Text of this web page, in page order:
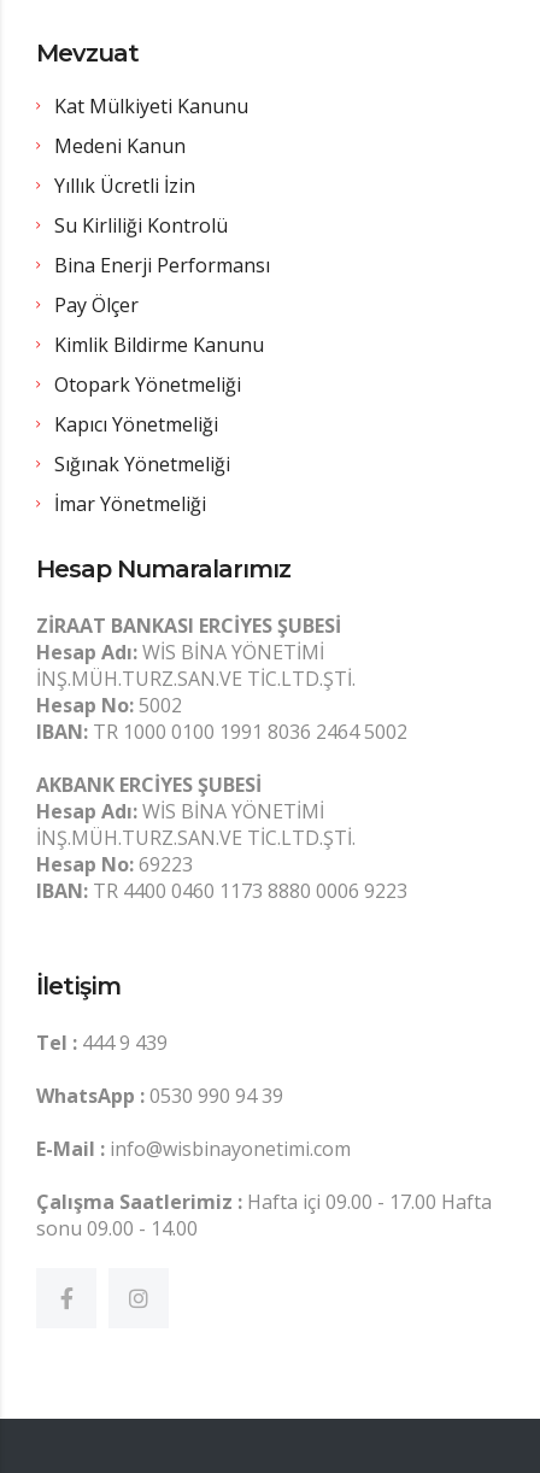
Mevzuat
Kat Mülkiyeti Kanunu
Medeni Kanun
Yıllık Ücretli İzin
Su Kirliliği Kontrolü
Bina Enerji Performansı
Pay Ölçer
Kimlik Bildirme Kanunu
Otopark Yönetmeliği
Kapıcı Yönetmeliği
Sığınak Yönetmeliği
İmar Yönetmeliği
Hesap Numaralarımız
ZİRAAT BANKASI ERCİYES ŞUBESİ
Hesap Adı:WİS BİNA YÖNETİMİ
İNŞ.MÜH.TURZ.SAN.VE TİC.LTD.ŞTİ.
Hesap No:5002
IBAN: TR 1000 0100 1991 8036 2464 5002
AKBANK ERCİYES ŞUBESİ
Hesap Adı:WİS BİNA YÖNETİMİ
İNŞ.MÜH.TURZ.SAN.VE TİC.LTD.ŞTİ.
Hesap No:69223
IBAN: TR 4400 0460 1173 8880 0006 9223
İletişim
Tel : 444 9 439
WhatsApp :0530 990 94 39
E-Mail : info@wisbinayonetimi.com
Çalışma Saatlerimiz : Hafta içi 09.00 - 17.00 Hafta
sonu 09.00 - 14.00